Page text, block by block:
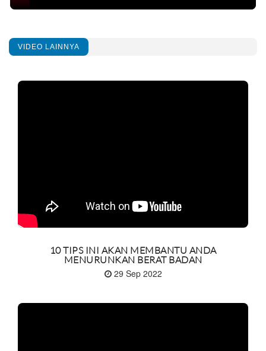
VIDEO LAINNYA
10 TIPS INI AKAN MEMBANTU ANDA
MENURUNKAN BERAT BADAN
29 Sep 2022